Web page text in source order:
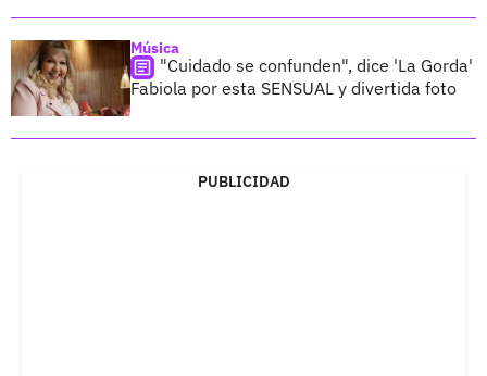
Música
"Cuidado se confunden", dice 'La Gorda'
Fabiola por esta SENSUAL y divertida foto
PUBLICIDAD